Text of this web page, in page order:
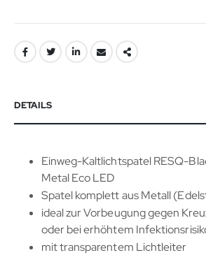
DETAILS
Einweg-Kaltlichtspatel RESQ-
Metal Eco LED
Spatel komplett aus Metall
ideal zur Vorbeugung gegen
oder bei erhöhtem
mit transparentem Lichtleiter